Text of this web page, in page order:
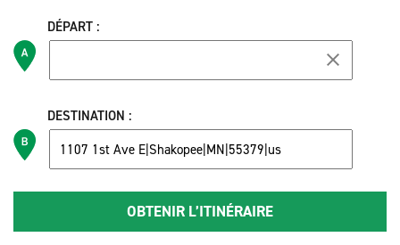
DÉPART :
DESTINATION :